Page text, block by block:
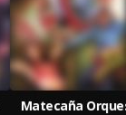
Matecaña